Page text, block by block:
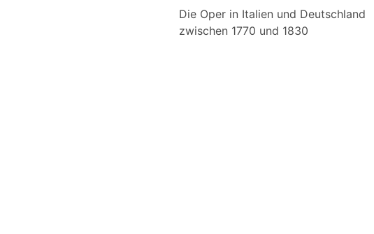
Die Oper in Italien und Deutschland
zwischen 1770 und 1830